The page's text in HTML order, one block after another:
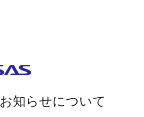
知らせについて